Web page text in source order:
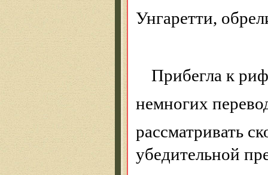
Унгаретти,
Прибегла к
немногих
рассматривать
убедительной